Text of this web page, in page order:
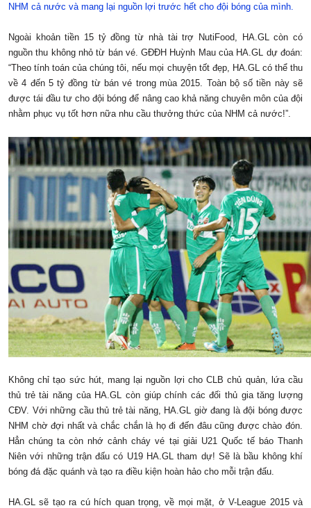
NHM cả nước và mang lại nguồn lợi trước hết cho đội bóng của mình.
Ngoài khoản tiền 15 tỷ đồng từ nhà tài trợ NutiFood, HA.GL còn có
nguồn thu không nhỏ từ bán vé. GĐĐH Huỳnh Mau của HA.GL dự đoán:
“Theo tính toán của chúng tôi, nếu mọi chuyện tốt đẹp, HA.GL có thể thu
về 4 đến 5 tỷ đồng từ bán vé trong mùa 2015. Toàn bộ số tiền này sẽ
được tái đầu tư cho đội bóng để nâng cao khả năng chuyên môn của đội
nhằm phục vụ tốt hơn nữa nhu cầu thưởng thức của NHM cả nước!”.
Không chỉ tạo sức hút, mang lại nguồn lợi cho CLB chủ quản, lứa cầu
thủ trẻ tài năng của HA.GL còn giúp chính các đối thủ gia tăng lượng
CĐV. Với những cầu thủ trẻ tài năng, HA.GL giờ đang là đội bóng được
NHM chờ đợi nhất và chắc chắn là họ đi đến đâu cũng được chào đón.
Hẳn chúng ta còn nhớ cảnh cháy vé tại giải U21 Quốc tế báo Thanh
Niên với những trận đấu có U19 HA.GL tham dự! Sẽ là bầu không khí
bóng đá đặc quánh và tạo ra điều kiện hoàn hảo cho mỗi trận đấu.
HA.GL sẽ tạo ra cú hích quan trọng, về mọi mặt, ở V-League 2015 và